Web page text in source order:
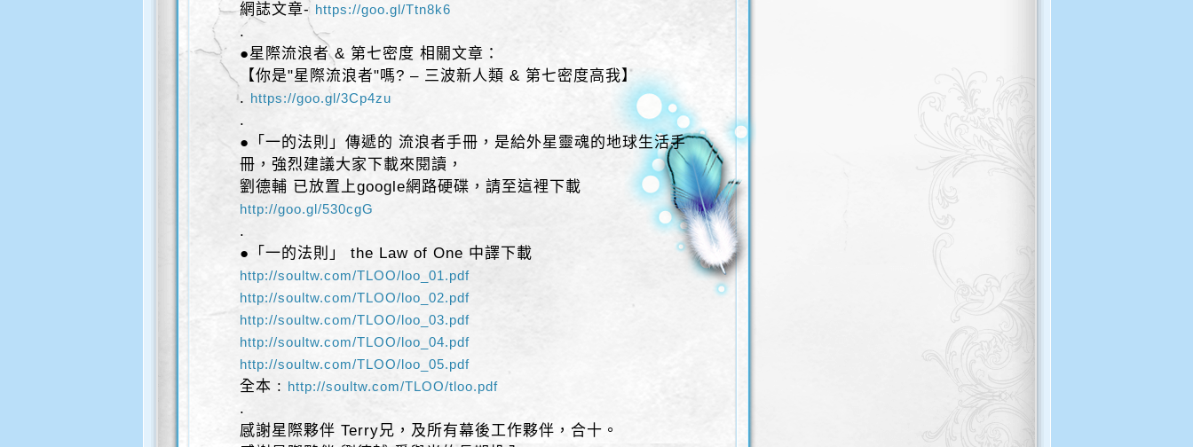
網誌文章- https://goo.gl/Ttn8k6
.
●星際流浪者 & 第七密度 相關文章：
【你是"星際流浪者"嗎? – 三波新人類 & 第七密度高我】
. https://goo.gl/3Cp4zu
.
●「一的法則」傳遞的 流浪者手冊，是給外星靈魂的地球生活手
冊，強烈建議大家下載來閱讀，
劉德輔 已放置上google網路硬碟，請至這裡下載
http://goo.gl/530cgG
.
●「一的法則」 the Law of One 中譯下載
http://soultw.com/TLOO/loo_01.pdf
http://soultw.com/TLOO/loo_02.pdf
http://soultw.com/TLOO/loo_03.pdf
http://soultw.com/TLOO/loo_04.pdf
http://soultw.com/TLOO/loo_05.pdf
全本 : http://soultw.com/TLOO/tloo.pdf
.
感謝星際夥伴 Terry兄，及所有幕後工作夥伴，合十。